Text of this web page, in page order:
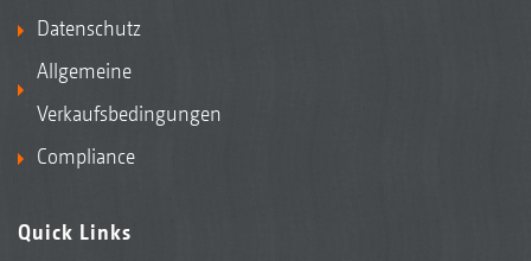
Datenschutz
Allgemeine
Verkaufsbedingungen
Compliance
Quick Links